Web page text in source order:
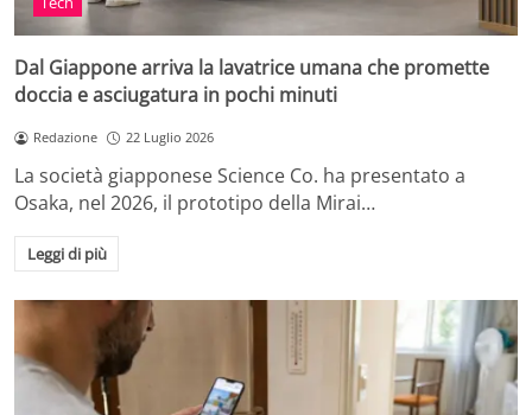
Dal Giappone arriva la lavatrice umana che promette
doccia e asciugatura in pochi minuti
Redazione 22 Luglio 2026
La società giapponese Science Co. ha presentato a
Osaka, nel 2026, il prototipo della Mirai…
Leggi di più